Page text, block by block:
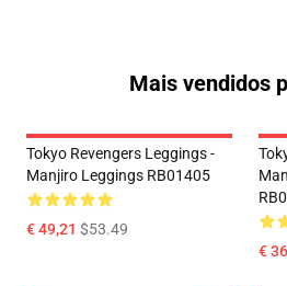
Mais vendidos
Tokyo Revengers Leggings -
Manjiro Leggings RB01405
€ 49,21 $53.49
€